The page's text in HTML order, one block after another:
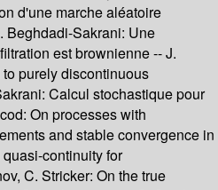
d'une marche aléatoire
Beghdadi-Sakrani: Une
est brownienne -- J.
purely discontinuous
Calcul stochastique pour
On processes with
and stable convergence in
continuity for
C. Stricker: On the true